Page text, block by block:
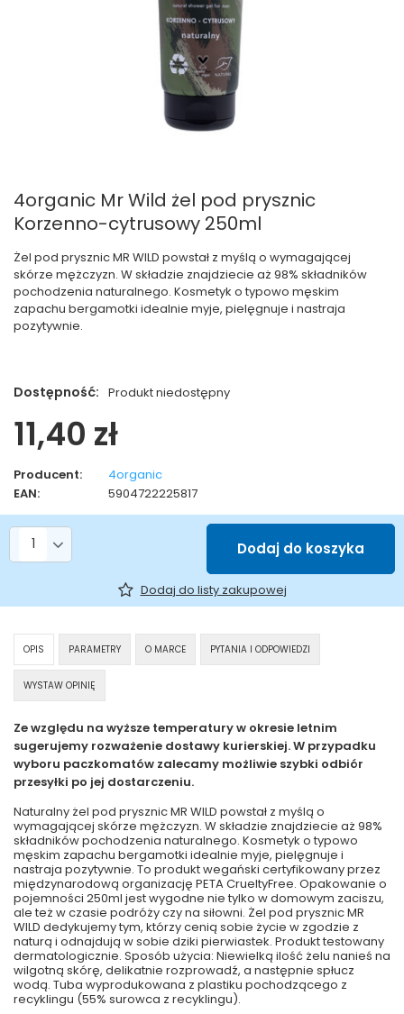
4organic Mr Wild żel pod prysznic
Korzenno-cytrusowy 250ml
Żel pod prysznic MR WILD powstał z myślą o wymagającej
skórze mężczyzn. W składzie znajdziecie aż 98% składników
pochodzenia naturalnego. Kosmetyk o typowo męskim
zapachu bergamotki idealnie myje, pielęgnuje i nastraja
pozytywnie.
Dostępność: Produkt niedostępny
11,40 zł
Producent:
4organic
EAN:
5904722225817
Liczba produktów
Dodaj do koszyka
Dodaj do listy zakupowej
OPIS PARAMETRY O MARCE PYTANIA I ODPOWIEDZI
WYSTAW OPINIĘ
Ze względu na wyższe temperatury w okresie letnim
sugerujemy rozważenie dostawy kurierskiej. W przypadku
wyboru paczkomatów zalecamy możliwie szybki odbiór
przesyłki po jej dostarczeniu.
Naturalny żel pod prysznic MR WILD powstał z myślą o
wymagającej skórze mężczyzn. W składzie znajdziecie aż 98%
składników pochodzenia naturalnego. Kosmetyk o typowo
męskim zapachu bergamotki idealnie myje, pielęgnuje i
nastraja pozytywnie. To produkt wegański certyfikowany przez
międzynarodową organizację PETA CrueltyFree. Opakowanie o
pojemności 250ml jest wygodne nie tylko w domowym zaciszu,
ale też w czasie podróży czy na siłowni. Żel pod prysznic MR
WILD dedykujemy tym, którzy cenią sobie życie w zgodzie z
naturą i odnajdują w sobie dziki pierwiastek. Produkt testowany
dermatologicznie. Sposób użycia: Niewielką ilość żelu nanieś na
wilgotną skórę, delikatnie rozprowadź, a następnie spłucz
wodą. Tuba wyprodukowana z plastiku pochodzącego z
recyklingu (55% surowca z recyklingu).